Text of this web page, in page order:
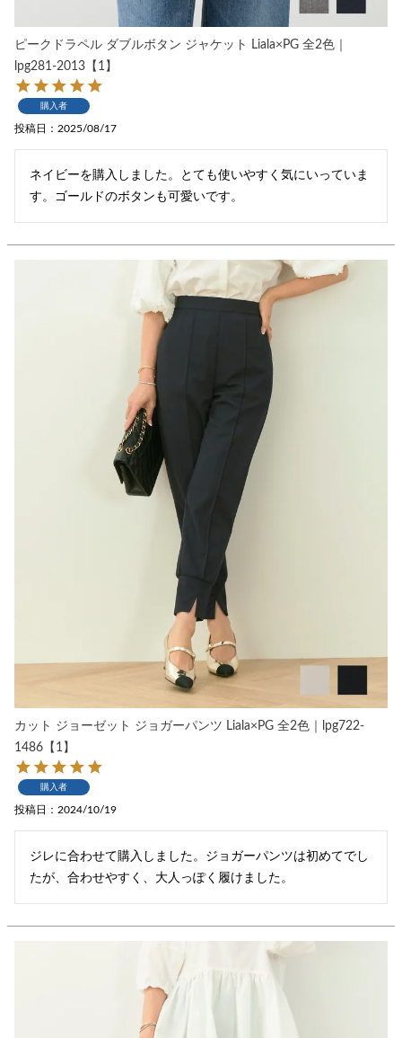
ピークドラペル ダブルボタン ジャケット Liala×PG 全2色｜
lpg281-2013【1】
購入者
投稿日 2025/08/17
ネイビーを購入しました。とても使いやすく気にいっていま
す。ゴールドのボタンも可愛いです。
カット ジョーゼット ジョガーパンツ Liala×PG 全2色｜lpg722-
1486【1】
購入者
投稿日 2024/10/19
ジレに合わせて購入しました。ジョガーパンツは初めてでし
たが、合わせやすく、大人っぽく履けました。